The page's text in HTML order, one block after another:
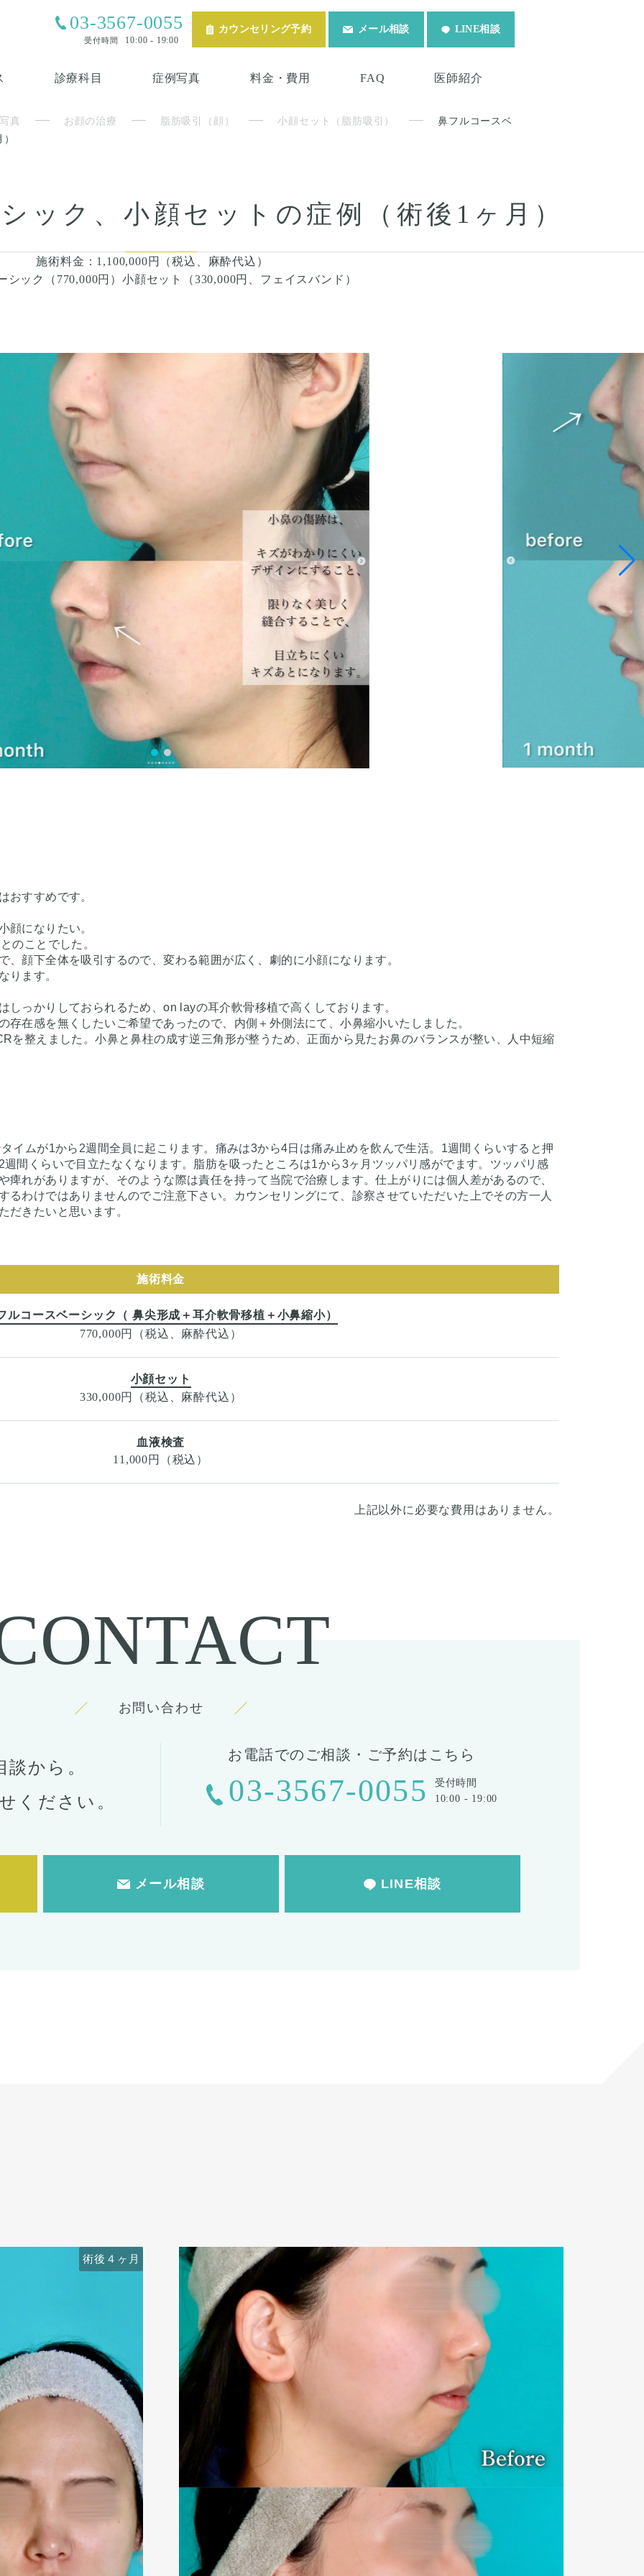
03-3567-0055
受付時間 10:00 - 19:00
カウンセリング予約 メール相談 LINE相談
診療科目 症例写真 料金・費用 FAQ 医師紹介
真 お顔の治療 脂肪吸引（顔） 小顔セット（脂肪吸引）
鼻フルコースベ
ック、小顔セットの症例（術後1ヶ月）
施術料金：1,100,000円（税込、麻酔代込）
シック（770,000円）小顔セット（330,000円、フェイスバンド）
おすすめです。
顔になりたい。
のことでした。
顔下全体を吸引するので、変わる範囲が広く、劇的に小顔になります。
ります。
しっかりしておられるため、on layの耳介軟骨移植で高くしております。
存在感を無くしたいご希望であったので、内側＋外側法にて、小鼻縮小いたしました。
を整えました。小鼻と鼻柱の成す逆三角形が整うため、正面から見たお鼻のバランスが整い、人中短縮
イムが1から2週間全員に起こります。痛みは3から4日は痛み止めを飲んで生活。1週間くらいすると押
間くらいで目立たなくなります。脂肪を吸ったところは1から3ヶ月ツッパリ感がでます。ツッパリ感
痺れがありますが、そのような際は責任を持って当院で治療します。仕上がりには個人差があるので、
るわけではありませんのでご注意下さい。カウンセリングにて、診察させていただいた上でその方一人
だきたいと思います。
施術料金
ルコースベーシック（ 鼻尖形成＋耳介軟骨移植＋小鼻縮小）
770,000円（税込、麻酔代込）
小顔セット
330,000円（税込、麻酔代込）
血液検査
11,000円（税込）
上記以外に必要な費用はありません。
お問い合わせ
から。
ください。
お電話でのご相談・ご予約はこちら
03-3567-0055
受付時間
10:00 - 19:00
メール相談 LINE相談
術後４ヶ月 術後４ヶ月